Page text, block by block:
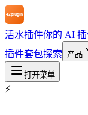
活水插件你的 AI
插件套包探索 产品
打开菜单
⚡